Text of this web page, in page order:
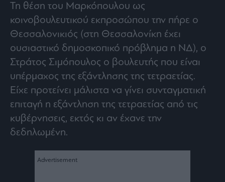
Τη θέση του Μαρκόπουλου ως
κοινοβουλευτικού εκπροσώπου την πήρε ο
Θεσσαλονικιός (στη Θεσσαλονίκη έχει
ουσιαστικό δημοσκοπικό πρόβλημα η ΝΔ), ο
Στράτος Σιμόπουλος ο βουλευτής που είναι
υπέρμαχος της εξάντλησης της τετραετίας.
Είχε προτείνει μάλιστα να γίνει συνταγματική
επιταγή η εξάντληση της τετραετίας από τις
κυβέρνησεις, εκτός κι αν έχανε την
δεδηλωμένη.